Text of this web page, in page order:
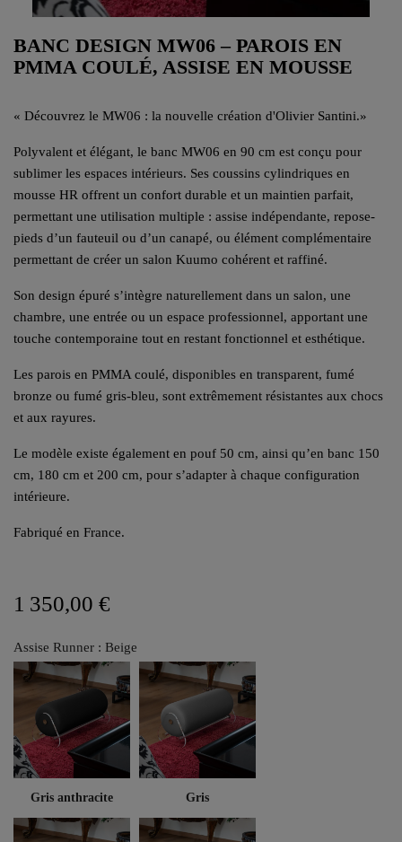
BANC DESIGN MW06 – PAROIS EN
PMMA COULÉ, ASSISE EN MOUSSE
« Découvrez le MW06 : la nouvelle création d'Olivier Santini.»
Polyvalent et élégant, le banc MW06 en 90 cm est conçu pour
sublimer les espaces intérieurs. Ses coussins cylindriques en
mousse HR offrent un confort durable et un maintien parfait,
permettant une utilisation multiple : assise indépendante, repose-
pieds d’un fauteuil ou d’un canapé, ou élément complémentaire
permettant de créer un salon Kuumo cohérent et raffiné.
Son design épuré s’intègre naturellement dans un salon, une
chambre, une entrée ou un espace professionnel, apportant une
touche contemporaine tout en restant fonctionnel et esthétique.
Les parois en PMMA coulé, disponibles en transparent, fumé
bronze ou fumé gris-bleu, sont extrêmement résistantes aux chocs
et aux rayures.
Le modèle existe également en pouf 50 cm, ainsi qu’en banc 150
cm, 180 cm et 200 cm, pour s’adapter à chaque configuration
intérieure.
Fabriqué en France.
1 350,00 €
Assise Runner : Beige
Gris anthracite Gris